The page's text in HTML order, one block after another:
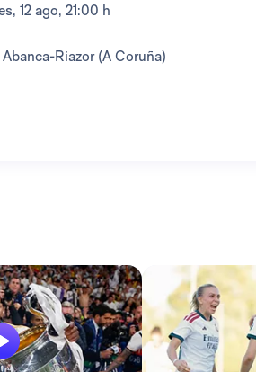
12 ago, 21:00 h
Abanca-Riazor (A Coruña)